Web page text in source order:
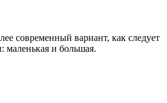
современный вариант, как следует
маленькая и большая.